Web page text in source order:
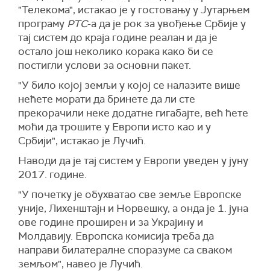
"Телекома", истакао је у гостовању у Јутарњем
програму РТС-а да је рок за увођење Србије у
тај систем до краја године реалан и да је
остало још неколико корака како би се
постигли услови за основни пакет.
"У било којој земљи у којој се налазите више
нећете морати да бринете да ли сте
прекорачили неке додатне гигабајте, већ ћете
моћи да трошите у Европи исто као и у
Србији", истакао је Лучић.
Наводи да је тај систем у Европи уведен у јуну
2017. године.
"У почетку је обухватао све земље Европске
уније, Лихенштајн и Норвешку, а онда је 1. јуна
ове године проширен и за Украјину и
Молдавију. Европска комисија треба да
направи билатералне споразуме са сваком
земљом", навео је Лучић.